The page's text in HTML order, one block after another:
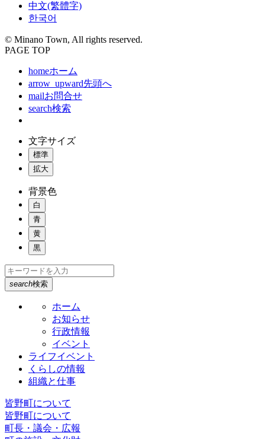
中文(繁體字)
한국어
© Minano Town, All rights reserved.
PAGE TOP
homeホーム
arrow_upward先頭へ
mailお問合せ
search検索
文字サイズ
標準
拡大
背景色
白
青
黄
黒
search検索
ホーム
お知らせ
行政情報
イベント
ライフイベント
くらしの情報
組織と仕事
皆野町について
皆野町について
町長・議会・広報